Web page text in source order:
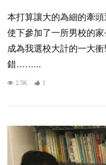
本打算讓大的為細的牽
使下參加了一所男校的
成為我選校大計的一大
錯……...
2.5K 1